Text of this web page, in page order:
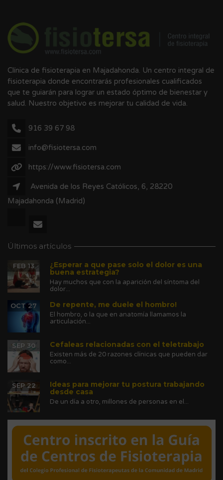
Clínica de fisioterapia en Majadahonda. Un centro integral de
fisioterapia donde encontrarás profesionales cualificados
que te guiarán para lograr un estado óptimo de bienestar y
salud. Nuestro objetivo es mejorar tu calidad de vida.
916 39 67 98
info@fisiotersa.com
https://www.fisiotersa.com
Avenida de los Reyes Católicos, 6, 28220
Majadahonda (Madrid)
Últimos artículos
¿Esperar a que pase solo el dolor es una
buena estrategia?
FEB 13
Hay muchos que con la aparición del síntoma del
dolor...
De repente, me duele el hombro!
OCT 27
El hombro, o la que en anatomía llamamos la
articulación...
Cefaleas relacionadas con el teletrabajo
SEP 30
Existen más de 20 razones clínicas que pueden dar
como...
Ideas para mejorar tu postura trabajando
desde casa
SEP 22
De un día a otro, millones de personas en el...